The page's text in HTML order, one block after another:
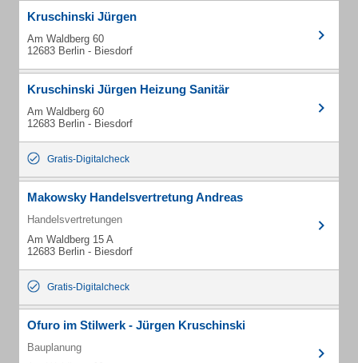
Kruschinski Jürgen
Am Waldberg 60
12683 Berlin - Biesdorf
Kruschinski Jürgen Heizung Sanitär
Am Waldberg 60
12683 Berlin - Biesdorf
Gratis-Digitalcheck
Makowsky Handelsvertretung Andreas
Handelsvertretungen
Am Waldberg 15 A
12683 Berlin - Biesdorf
Gratis-Digitalcheck
Ofuro im Stilwerk - Jürgen Kruschinski
Bauplanung